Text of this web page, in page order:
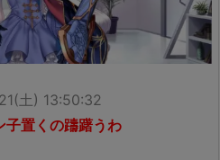
土) 13:50:32
子置くの躊躇うわ